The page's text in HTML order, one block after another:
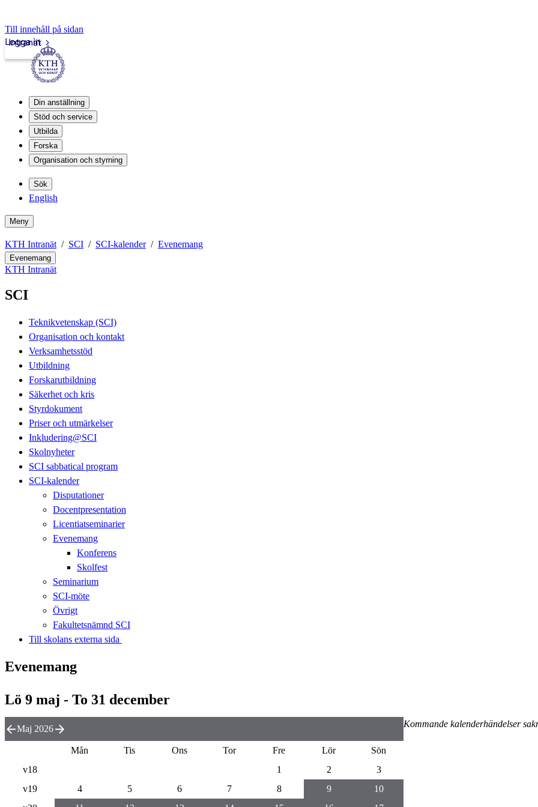
Till innehåll på sidan
Intranät
Logga in
Din anställning
Stöd och service
Utbilda
Forska
Organisation och styrning
Sök
English
Meny
KTH Intranät SCI SCI-kalender Evenemang
Evenemang
KTH Intranät
SCI
Teknikvetenskap (SCI)
Organisation och kontakt
Verksamhetsstöd
Utbildning
Forskarutbildning
Säkerhet och kris
Styrdokument
Priser och utmärkelser
Inkludering@SCI
Skolnyheter
SCI sabbatical program
SCI-kalender
Disputationer
Docentpresentation
Licentiatseminarier
Evenemang
Konferens
Skolfest
Seminarium
SCI-möte
Övrigt
Fakultetsnämnd SCI
Till skolans externa sida​​​​​​​
Evenemang
Lö 9 maj - To 31 december
Kommande kalenderhändelser
Maj 2026
Mån Tis Ons Tor Fre Lör
Sön
v18
1 2
3
v19
4 5 6 7 8 9
10